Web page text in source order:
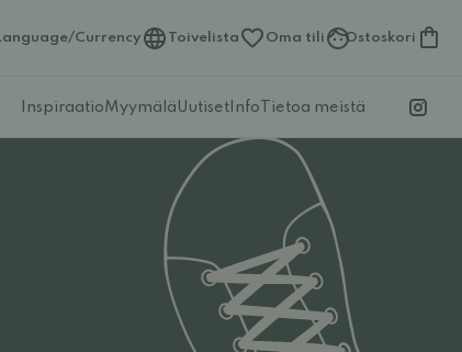
Language/Currency Toivelista Oma tili Ostoskori
InspiraatioMyymälä Uutiset Info Tietoa meistä